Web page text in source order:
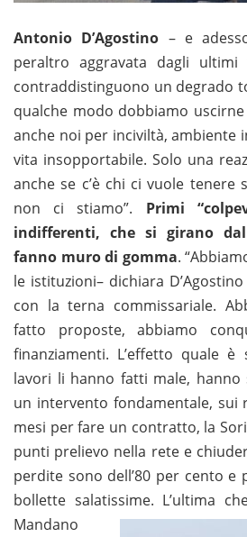
Antonio D’Agostino – e
peraltro aggravata dagli
contraddistinguono un degrado
qualche modo dobbiamo
anche noi per inciviltà, ambiente
vita insopportabile. Solo una
anche se c’è chi ci vuole
non ci stiamo”. Primi
indifferenti, che si girano
fanno muro di gomma.
le istituzioni– dichiara
con la terna commissariale.
fatto proposte, abbiamo
finanziamenti. L’effetto quale
lavori li hanno fatti male,
un intervento fondamentale, sui
mesi per fare un contratto, la
punti prelievo nella rete e
perdite sono dell’80 per cento e
bollette salatissime. L’ultima
Mandano